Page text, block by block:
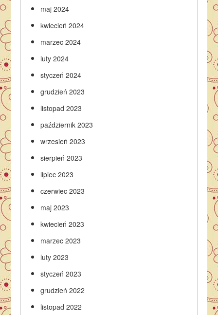
maj 2024
kwiecień 2024
marzec 2024
luty 2024
styczeń 2024
grudzień 2023
listopad 2023
październik 2023
wrzesień 2023
sierpień 2023
lipiec 2023
czerwiec 2023
maj 2023
kwiecień 2023
marzec 2023
luty 2023
styczeń 2023
grudzień 2022
listopad 2022